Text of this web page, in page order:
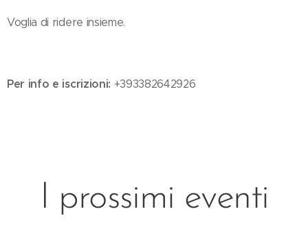
Voglia di ridere insieme.
Per info e iscrizioni: +393382642926
I prossimi eventi
IL
VALORE